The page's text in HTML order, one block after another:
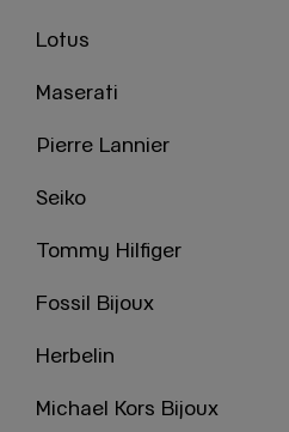
Lotus
Maserati
Pierre Lannier
Seiko
Tommy Hilfiger
Fossil Bijoux
Herbelin
Michael Kors Bijoux